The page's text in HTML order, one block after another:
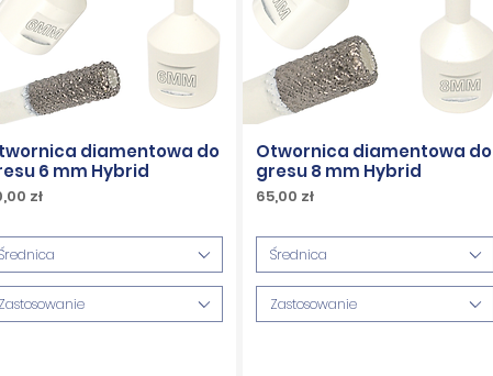
diamentowa do
6 mm Hybrid
zł
Zastosowanie
Otwornica diamentowa do
gresu 8 mm Hybrid
Cena
65,00 zł
Średnica
Zastosowanie